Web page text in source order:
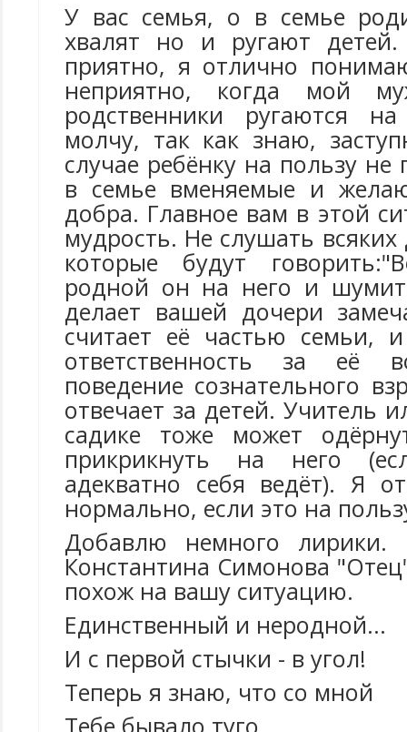
У вас семья, о в семье
хвалят но и ругают
приятно, я отлично
неприятно, когда мой
родственники ругаются
молчу, так как знаю,
случае ребёнку на пользу не
в семье вменяемые и
добра. Главное вам в этой
мудрость. Не слушать
которые будут
родной он на него и
делает вашей дочери
считает её частью семьи,
ответственность за её
поведение сознательного
отвечает за детей. Учитель
садике тоже может
прикрикнуть на него
адекватно себя ведёт). Я
нормально, если это на
Добавлю немного лирики.
Константина Симонова
похож на вашу ситуацию.
Единственный и неродной...
И с первой стычки - в угол!
Теперь я знаю, что со мной
Тебе бывало туго.